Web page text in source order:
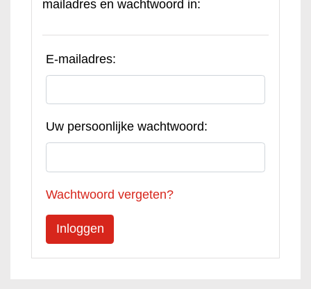
mailadres en wachtwoord in:
E-mailadres:
Uw persoonlijke wachtwoord:
Wachtwoord vergeten?